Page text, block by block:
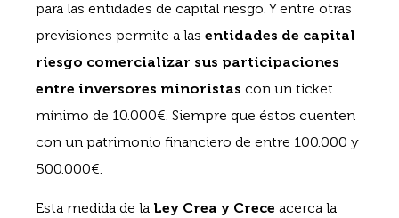
para las entidades de capital riesgo. Y entre otras
previsiones permite a las entidades de capital
riesgo comercializar sus participaciones
entre inversores minoristas con un ticket
mínimo de 10.000€. Siempre que éstos cuenten
con un patrimonio financiero de entre 100.000 y
500.000€.
Esta medida de la Ley Crea y Crece acerca la